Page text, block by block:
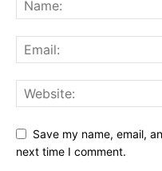
Save my name, email,
next time I comment.